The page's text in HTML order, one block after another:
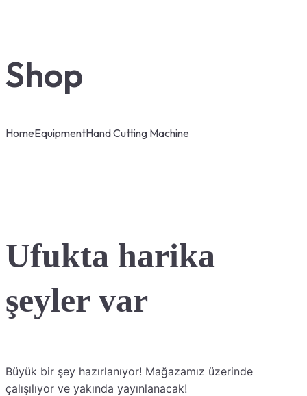
Shop
HomeEquipmentHand Cutting Machine
Ufukta harika
şeyler var
Büyük bir şey hazırlanıyor! Mağazamız üzerinde
çalışılıyor ve yakında yayınlanacak!